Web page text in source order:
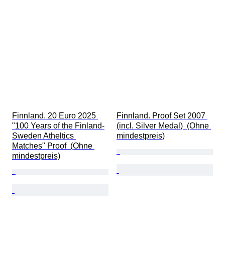
Finnland. 20 Euro 2025
"100 Years of the Finland-
Sweden Atheltics
Matches" Proof  (Ohne
mindestpreis)
Finnland. Proof Set 2007
(incl. Silver Medal)  (Ohne
mindestpreis)